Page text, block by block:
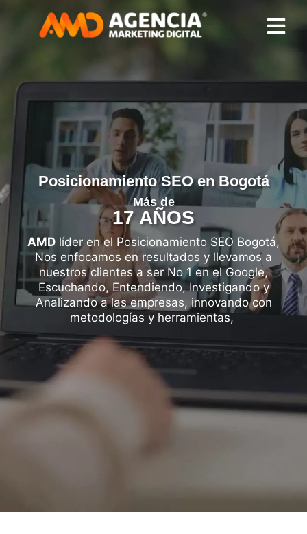
Posicionamiento SEO en Bogotá
Más de
17 AÑOS
AMD líder en el Posicionamiento SEO Bogotá,
Nos enfocamos en resultados y llevamos a
nuestros clientes a ser No 1 en el Google,
Escuchando, Entendiendo, Investigando y
Analizando a las empresas, innovando con
metodologías y herramientas,